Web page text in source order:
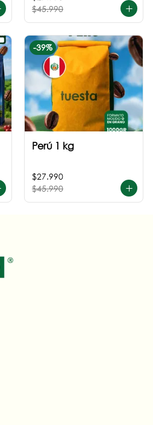
$45.990
-39%
Perú 1 kg
$27.990
$45.990